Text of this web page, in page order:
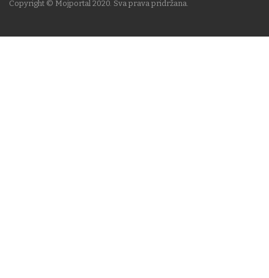
Copyright © Mojportal 2020. Sva prava pridržana.